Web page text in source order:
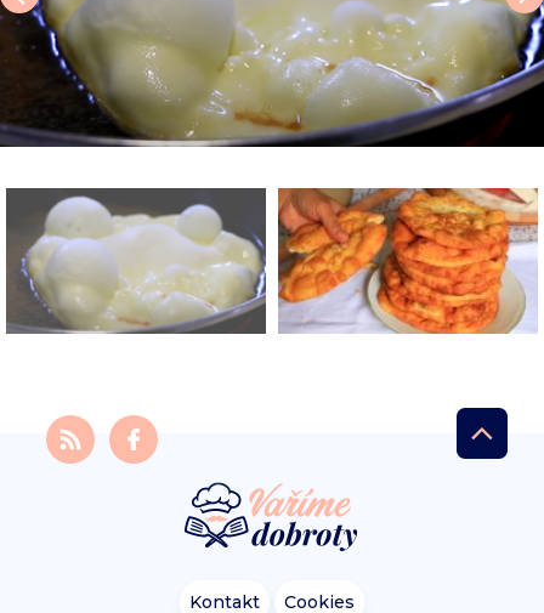
Kontakt Cookies